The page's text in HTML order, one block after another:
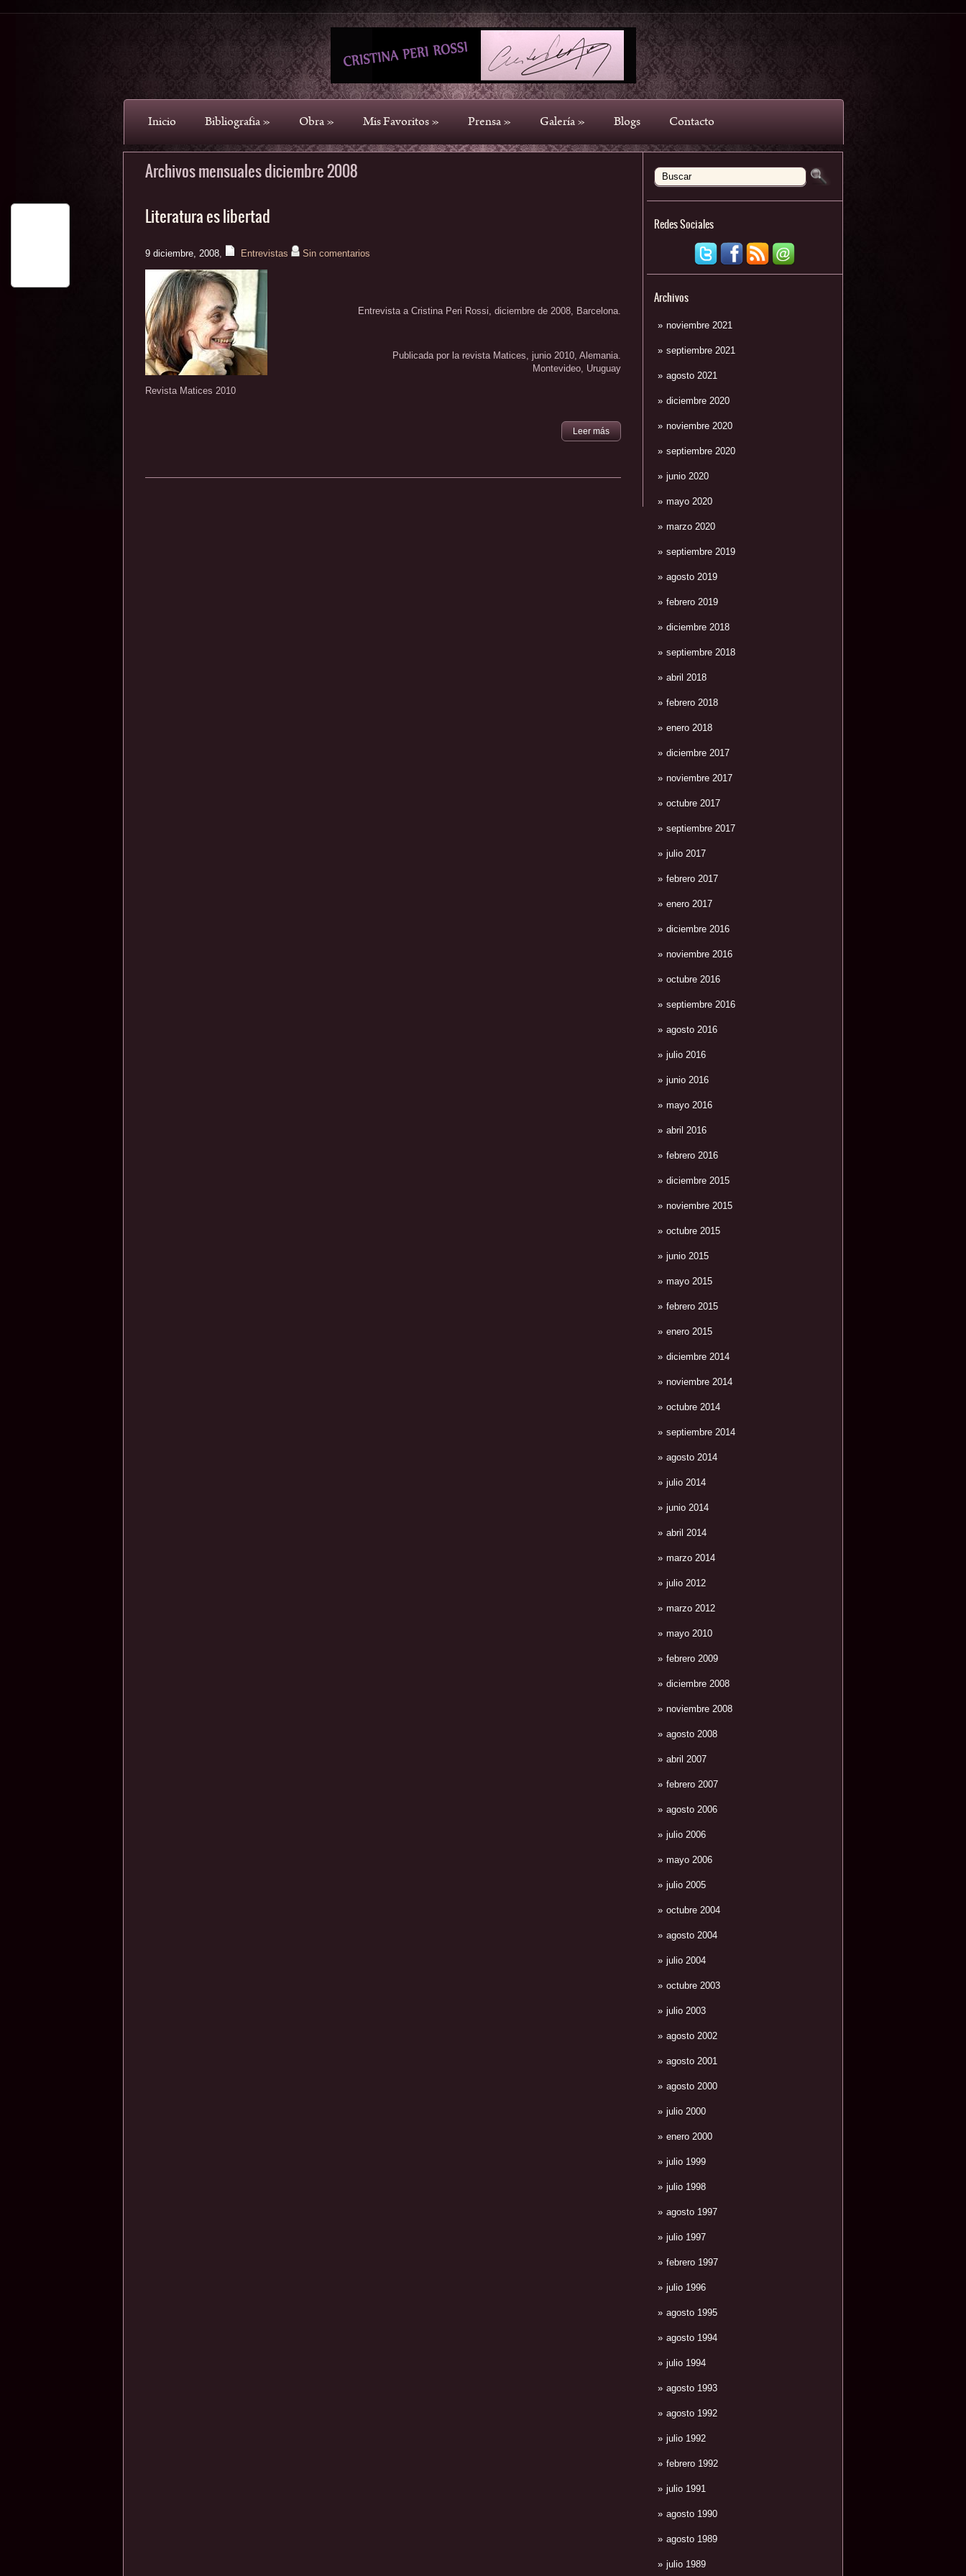
Inicio Bibliografia» Obra» Mis Favoritos» Prensa» Galería» Blogs Contacto
Redes Sociales
Archivos
noviembre 2021
septiembre 2021
agosto 2021
diciembre 2020
noviembre 2020
septiembre 2020
junio 2020
mayo 2020
marzo 2020
septiembre 2019
agosto 2019
febrero 2019
diciembre 2018
septiembre 2018
abril 2018
febrero 2018
enero 2018
diciembre 2017
noviembre 2017
octubre 2017
septiembre 2017
julio 2017
febrero 2017
enero 2017
diciembre 2016
noviembre 2016
octubre 2016
septiembre 2016
agosto 2016
julio 2016
junio 2016
mayo 2016
abril 2016
febrero 2016
diciembre 2015
noviembre 2015
octubre 2015
junio 2015
mayo 2015
febrero 2015
enero 2015
diciembre 2014
noviembre 2014
octubre 2014
septiembre 2014
agosto 2014
julio 2014
junio 2014
abril 2014
marzo 2014
julio 2012
marzo 2012
mayo 2010
febrero 2009
diciembre 2008
noviembre 2008
agosto 2008
abril 2007
febrero 2007
agosto 2006
julio 2006
mayo 2006
julio 2005
octubre 2004
agosto 2004
julio 2004
octubre 2003
julio 2003
agosto 2002
agosto 2001
agosto 2000
julio 2000
enero 2000
julio 1999
julio 1998
agosto 1997
julio 1997
febrero 1997
julio 1996
agosto 1995
agosto 1994
julio 1994
agosto 1993
agosto 1992
julio 1992
febrero 1992
julio 1991
agosto 1990
agosto 1989
julio 1989
Archivos mensuales diciembre 2008
Literatura es libertad
9 diciembre, 2008, Entrevistas Sin comentarios
Revista Matices 2010
Entrevista a Cristina Peri Rossi, diciembre de 2008, Barcelona.
Publicada por la revista Matices, junio 2010, Alemania.
Montevideo, Uruguay
Leer más